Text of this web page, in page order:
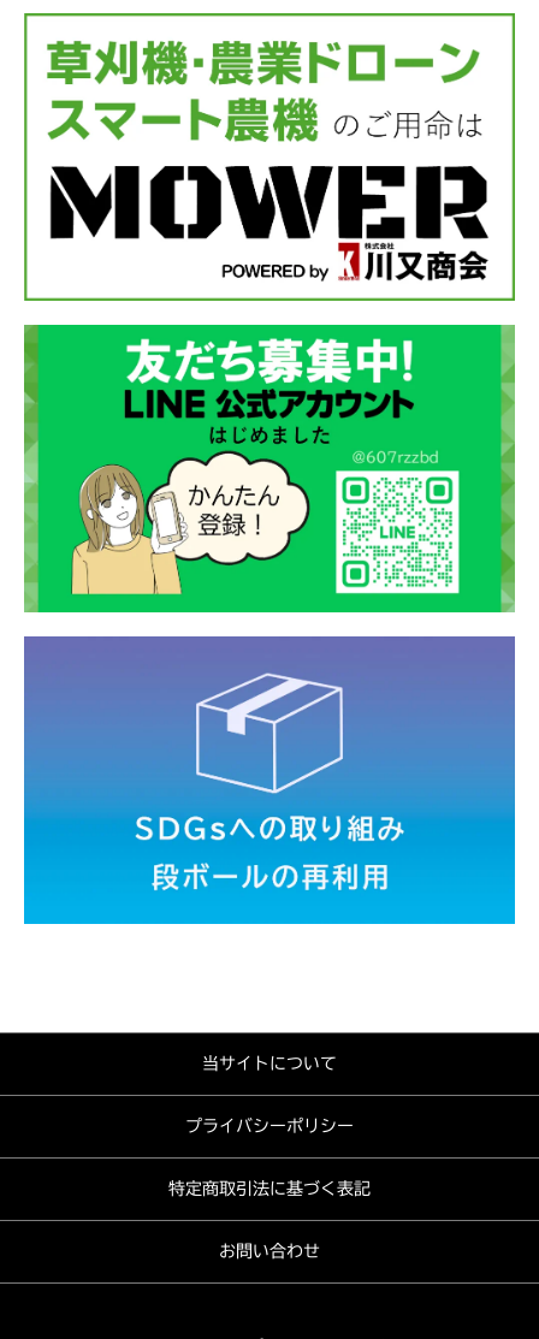
当サイトについて
プライバシーポリシー
特定商取引法に基づく表記
お問い合わせ